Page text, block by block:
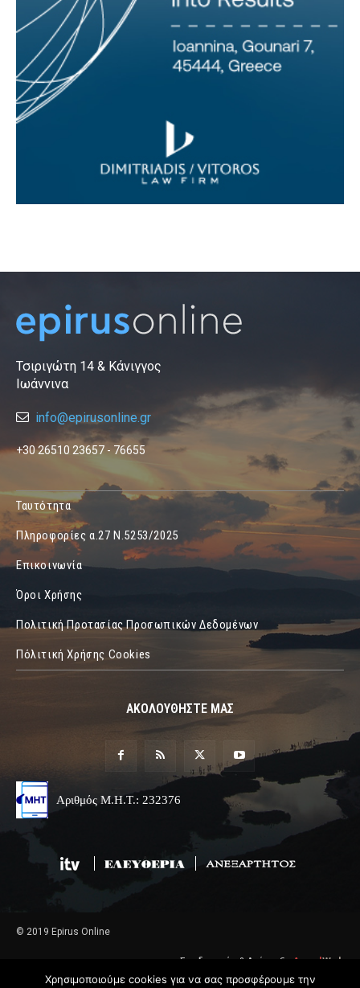
Τσιριγώτη 14 & Κάνιγγος
Ιωάννινα
info@epirusonline.gr
+30 26510 23657 - 76655
Ταυτότητα
Πληροφορίες α.27 Ν.5253/2025
Επικοινωνία
Όροι Χρήσης
Πολιτική Προτασίας Προσωπικών Δεδομένων
Πόλιτική Χρήσης Cookies
ΑΚΟΛΟΥΘΗΣΤΕ ΜΑΣ
Αριθμός Μ.Η.Τ.: 232376
© 2019 Epirus Online
Σχεδιασμός & Ανάπτυξη AngelWeb
Χρησιμοποιούμε cookies για να σας προσφέρουμε την